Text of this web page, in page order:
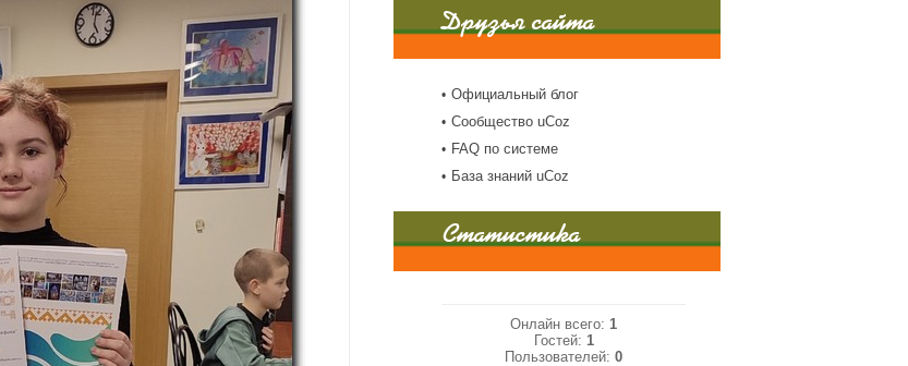
Друзья сайта
Официальный блог
Сообщество uCoz
FAQ по системе
База знаний uCoz
Статистика
Онлайн всего: 1
Гостей: 1
Пользователей: 0